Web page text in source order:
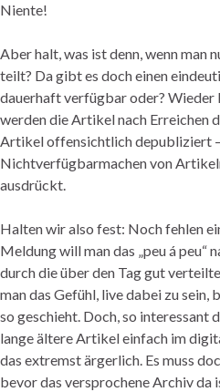
Niente!
Aber halt, was ist denn, wenn man
teilt? Da gibt es doch einen
dauerhaft verfügbar oder? Wieder
werden die Artikel nach Erreichen
Artikel offensichtlich depubliziert –
Nichtverfügbarmachen von
ausdrückt.
Halten wir also fest: Noch fehlen
Meldung will man das „peu á peu“
durch die über den Tag gut
man das Gefühl, live dabei zu sein,
so geschieht. Doch, so interessant
lange ältere Artikel einfach im
das extremst ärgerlich. Es muss
bevor das versprochene Archiv da